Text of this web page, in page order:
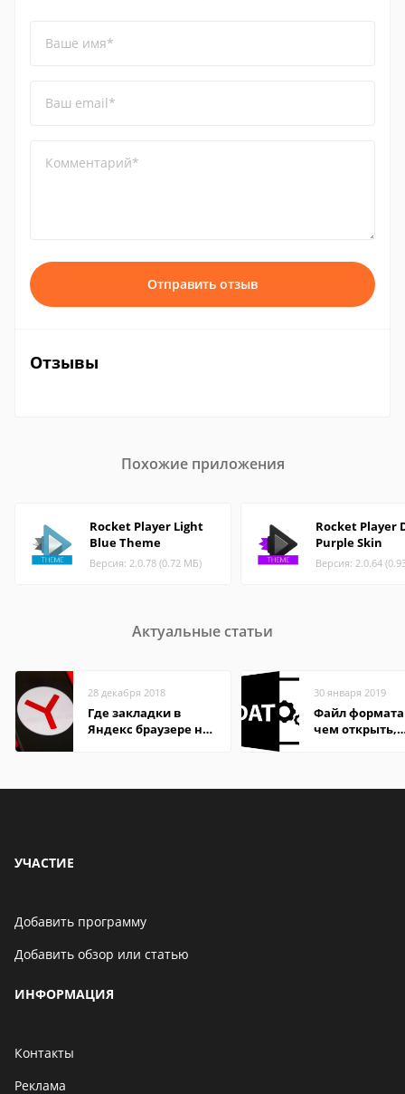
Ваше имя*
Ваш email*
Комментарий*
Отправить отзыв
Отзывы
Похожие приложения
Rocket Player Light
Blue Theme
Версия: 2.0.78 (0.72 МБ)
Rocket Player
Purple Skin
Версия: 2.0.64
Актуальные статьи
28 декабря 2018
Где закладки в
Яндекс браузере на
30 января 2019
Файл формата
чем открыть,
УЧАСТИЕ
Добавить программу
Добавить обзор или статью
ИНФОРМАЦИЯ
Контакты
Реклама